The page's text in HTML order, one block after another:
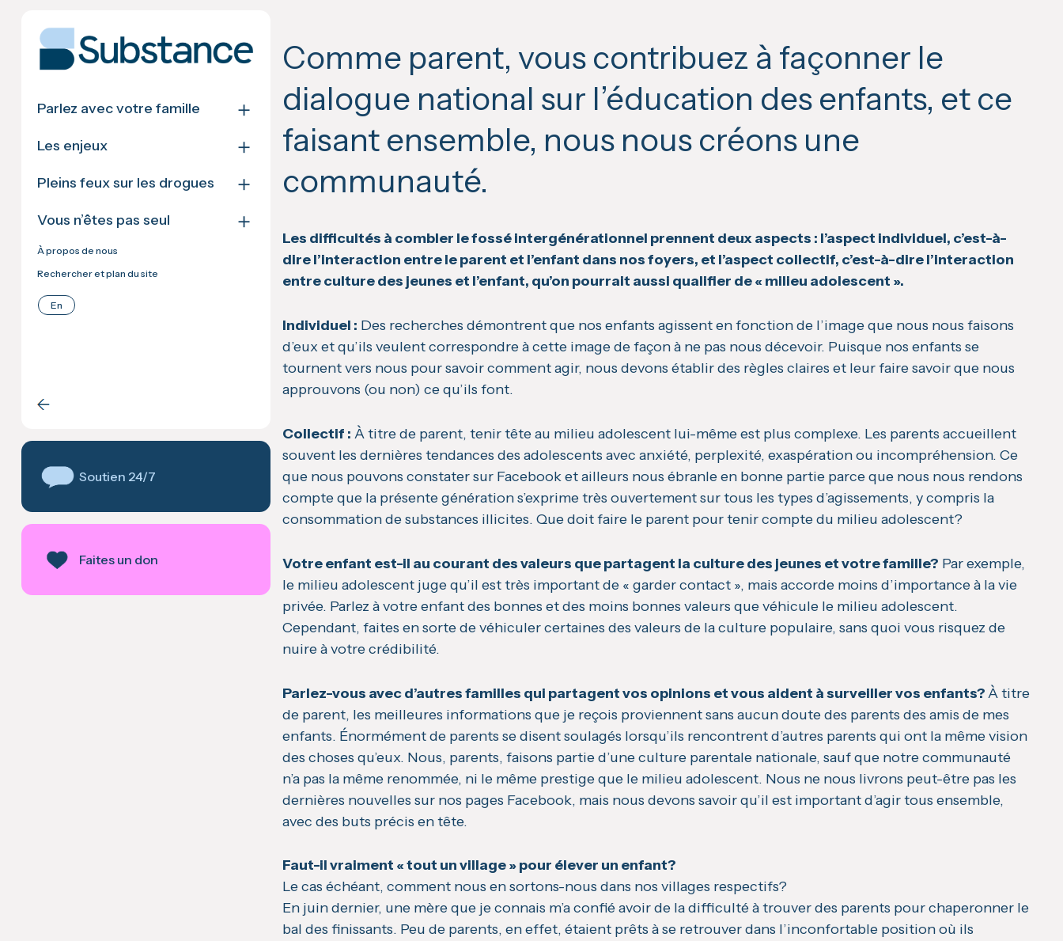
content
Parlez avec votre famille ＋
Les enjeux ＋
Pleins feux sur les drogues ＋
Vous n’êtes pas seul ＋
À propos de nous
Rechercher et plan du site
En
Soutien 24/7
Faites un don
Comme parent, vous contribuez à façonner le
dialogue national sur l’éducation des enfants, et ce
faisant ensemble, nous nous créons une
communauté.
Les difficultés à combler le fossé intergénérationnel prennent deux aspects : l’aspect individuel, c’est-à-
dire l’interaction entre le parent et l’enfant dans nos foyers, et l’aspect collectif, c’est-à-dire l’interaction
entre culture des jeunes et l’enfant, qu’on pourrait aussi qualifier de « milieu adolescent ».
Individuel : Des recherches démontrent que nos enfants agissent en fonction de l’image que nous nous faisons
d’eux et qu’ils veulent correspondre à cette image de façon à ne pas nous décevoir. Puisque nos enfants se
tournent vers nous pour savoir comment agir, nous devons établir des règles claires et leur faire savoir que nous
approuvons (ou non) ce qu’ils font.
Collectif : À titre de parent, tenir tête au milieu adolescent lui-même est plus complexe. Les parents accueillent
souvent les dernières tendances des adolescents avec anxiété, perplexité, exaspération ou incompréhension. Ce
que nous pouvons constater sur Facebook et ailleurs nous ébranle en bonne partie parce que nous nous rendons
compte que la présente génération s’exprime très ouvertement sur tous les types d’agissements, y compris la
consommation de substances illicites. Que doit faire le parent pour tenir compte du milieu adolescent?
Votre enfant est-il au courant des valeurs que partagent la culture des jeunes et votre famille? Par exemple,
le milieu adolescent juge qu’il est très important de « garder contact », mais accorde moins d’importance à la vie
privée. Parlez à votre enfant des bonnes et des moins bonnes valeurs que véhicule le milieu adolescent.
Cependant, faites en sorte de véhiculer certaines des valeurs de la culture populaire, sans quoi vous risquez de
nuire à votre crédibilité.
Parlez-vous avec d’autres familles qui partagent vos opinions et vous aident à surveiller vos enfants?À titre
de parent, les meilleures informations que je reçois proviennent sans aucun doute des parents des amis de mes
enfants. Énormément de parents se disent soulagés lorsqu’ils rencontrent d’autres parents qui ont la même vision
des choses qu’eux. Nous, parents, faisons partie d’une culture parentale nationale, sauf que notre communauté
n’a pas la même renommée, ni le même prestige que le milieu adolescent. Nous ne nous livrons peut-être pas les
dernières nouvelles sur nos pages Facebook, mais nous devons savoir qu’il est important d’agir tous ensemble,
avec des buts précis en tête.
Faut-il vraiment « tout un village » pour élever un enfant?
Le cas échéant, comment nous en sortons-nous dans nos villages respectifs?
En juin dernier, une mère que je connais m’a confié avoir de la difficulté à trouver des parents pour chaperonner le
bal des finissants. Peu de parents, en effet, étaient prêts à se retrouver dans l’inconfortable position où ils